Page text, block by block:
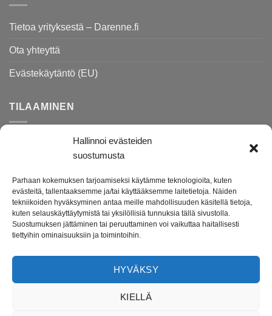
Hallinnoi evästeiden
suostumusta
Parhaan kokemuksen tarjoamiseksi käytämme teknologioita, kuten
evästeitä, tallentaaksemme ja/tai käyttääksemme laitetietoja. Näiden
tekniikoiden hyväksyminen antaa meille mahdollisuuden käsitellä tietoja,
kuten selauskäyttäytymistä tai yksilöllisiä tunnuksia tällä sivustolla.
Suostumuksen jättäminen tai peruuttaminen voi vaikuttaa haitallisesti
tiettyihin ominaisuuksiin ja toimintoihin.
HYVÄKSY
KIELLÄ
Tietoa yrityksestä – Darenne.fi
Ota yhteyttä
Evästekäytäntö (EU)
TILAAMINEN
Rekisteri- ja tietosuojaseloste
Palautusohjeet
Darenne.fi on lahjatavara- ja lifestyleputiikki verkossa.
ympäri vuorokauden ja toimitusaika tuotteillemme on vain 1-4